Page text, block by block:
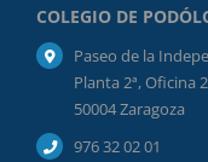
COLEGIO DE
Paseo de la
Planta 2ª, Oficina
50004 Zaragoza
976 32 02 01